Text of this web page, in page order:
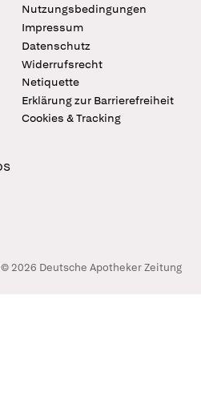
Nutzungsbedingungen
Impressum
Datenschutz
Widerrufsrecht
Netiquette
Erklärung zur Barrierefreiheit
Cookies & Tracking
© 2026 Deutsche Apotheker Zeitung